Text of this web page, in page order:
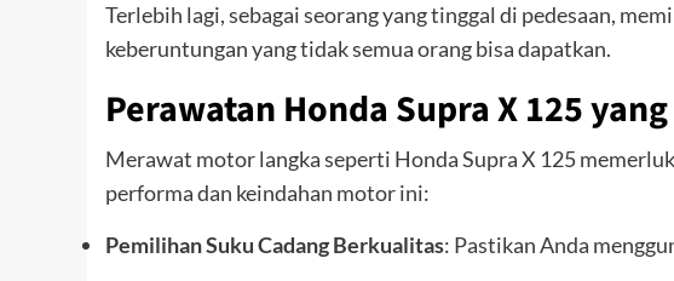
Terlebih lagi, sebagai seorang yang tinggal di pedesaan,
keberuntungan yang tidak semua orang bisa dapatkan.
Perawatan Honda Supra X 125
Merawat motor langka seperti Honda Supra X 125
performa dan keindahan motor ini:
Pemilihan Suku Cadang Berkualitas: Pastikan Anda